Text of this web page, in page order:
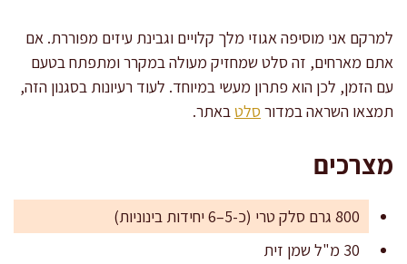
למרקם אני מוסיפה אגוזי מלך קלויים וגבינת עיזים מפוררת. אם
אתם מארחים, זה סלט שמחזיק מעולה במקרר ומתפתח בטעם
עם הזמן, לכן הוא פתרון מעשי במיוחד. לעוד רעיונות בסגנון הזה,
תמצאו השראה במדור סלטבאתר.
מצרכים
800 גרם סלק טרי (כ-5–6 יחידות בינוניות)
30 מ"ל שמן זית